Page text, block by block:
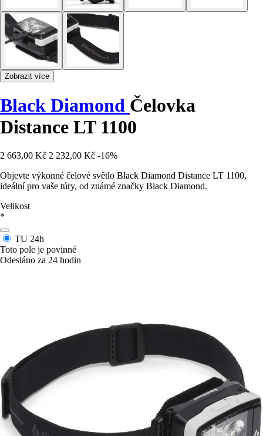
Zobrazit více
Black Diamond Čelovka
Distance LT 1100
2 663,00 Kč 2 232,00 Kč -16%
Objevte výkonné čelové světlo Black Diamond Distance LT 1100,
ideální pro vaše túry, od známé značky Black Diamond.
Velikost
*
TU 24h
Toto pole je povinné
Odesláno za 24 hodin